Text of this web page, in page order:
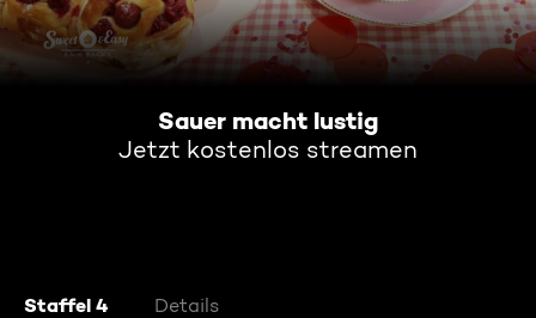
Sauer macht lustig
Jetzt kostenlos streamen
Staffel 4 Details